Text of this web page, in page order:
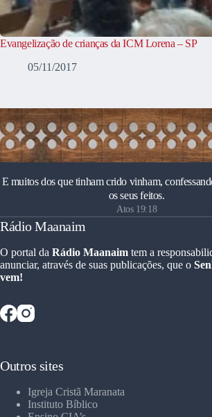
Evangelização de crianças da ICM Lorena – SP
05/11/2017
E muitos dos que tinham crido vinham,
os seus feitos.
Atos 19:18
Rádio Maanaim
O portal da Rádio Maanaim tem a
anunciar, através de suas publicações, que o
vem!
Outros sites
Igreja Cristã Maranata
Instituto Bíblico